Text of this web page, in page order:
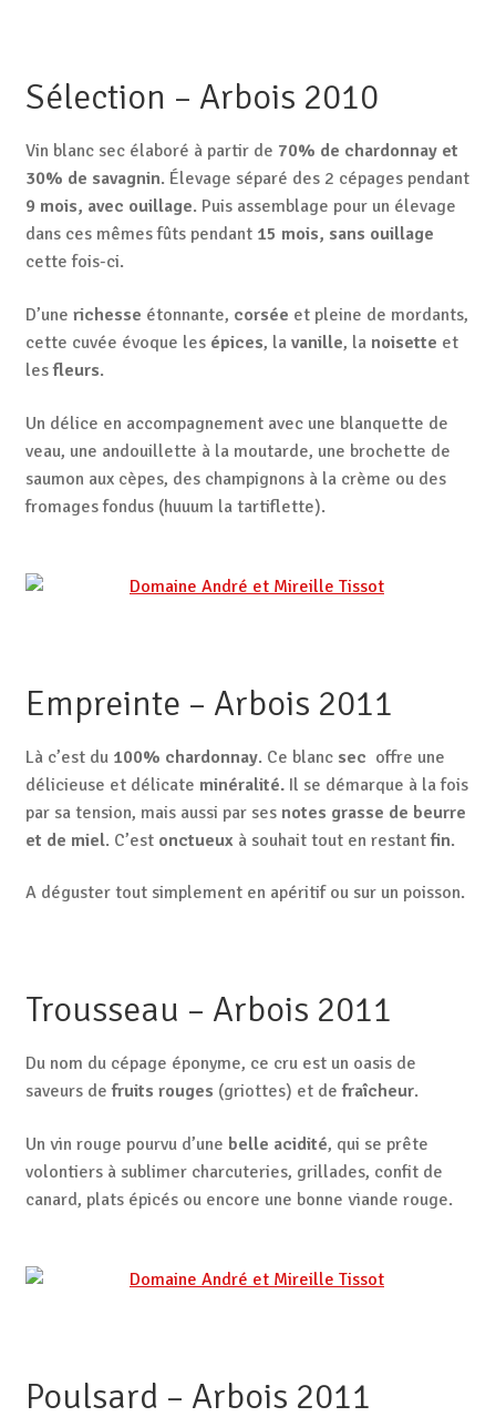
Sélection – Arbois 2010
Vin blanc sec élaboré à partir de 70% de chardonnay et
30% de savagnin. Élevage séparé des 2 cépages pendant
9 mois, avec ouillage. Puis assemblage pour un élevage
dans ces mêmes fûts pendant 15 mois, sans ouillage
cette fois-ci.
D’une richesse étonnante, corsée et pleine de mordants,
cette cuvée évoque les épices, la vanille, la noisette et
lesfleurs.
Un délice en accompagnement avec une blanquette de
veau, une andouillette à la moutarde, une brochette de
saumon aux cèpes, des champignons à la crème ou des
fromages fondus (huuum la tartiflette).
Empreinte – Arbois 2011
Là c’est du 100% chardonnay. Ce blanc sec offre une
délicieuse et délicate minéralité. Il se démarque à la fois
par sa tension, mais aussi par ses notes grasse de beurre
et de miel. C’est onctueuxà souhait tout en restant fin.
A déguster tout simplement en apéritif ou sur un poisson.
Trousseau – Arbois 2011
Du nom du cépage éponyme, ce cru est un oasis de
saveurs defruits rouges (griottes) et defraîcheur.
Un vin rouge pourvu d’une belle acidité, qui se prête
volontiers à sublimer charcuteries, grillades, confit de
canard, plats épicés ou encore une bonne viande rouge.
Poulsard – Arbois 2011